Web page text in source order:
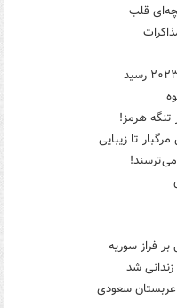
قلب
تنگه هرمز!
تا زیبایی
می‌ترسند!
بر فراز سوریه
شد
سعودی